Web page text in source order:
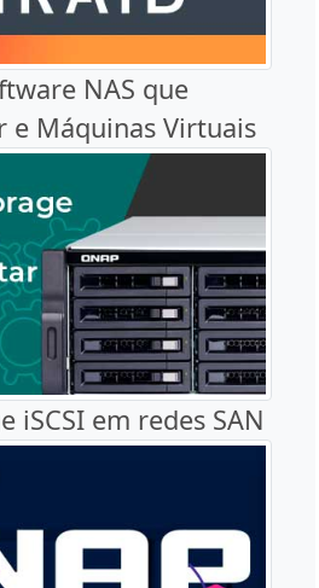
NAS que
e Máquinas Virtuais
iSCSI em redes SAN